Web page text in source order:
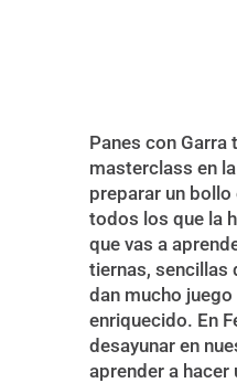
Panes con Garra
masterclass en
preparar un
todos los que la
que vas a
tiernas, sencillas
dan mucho
enriquecido. En
desayunar en
aprender a